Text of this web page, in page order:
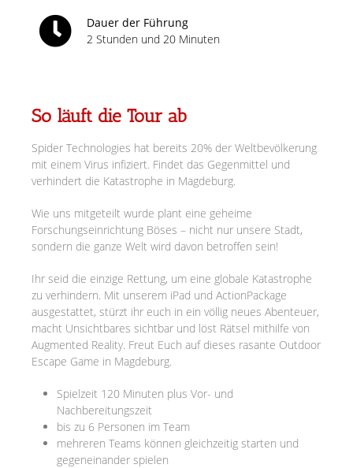
Dauer der Führung
2 Stunden und 20 Minuten
So läuft die Tour ab
Spider Technologies hat bereits 20% der Weltbevölkerung
mit einem Virus infiziert. Findet das Gegenmittel und
verhindert die Katastrophe in Magdeburg.
Wie uns mitgeteilt wurde plant eine geheime
Forschungseinrichtung Böses – nicht nur unsere Stadt,
sondern die ganze Welt wird davon betroffen sein!
Ihr seid die einzige Rettung, um eine globale Katastrophe
zu verhindern. Mit unserem iPad und ActionPackage
ausgestattet, stürzt ihr euch in ein völlig neues Abenteuer,
macht Unsichtbares sichtbar und löst Rätsel mithilfe von
Augmented Reality. Freut Euch auf dieses rasante Outdoor
Escape Game in Magdeburg.
Spielzeit 120 Minuten plus Vor- und
Nachbereitungszeit
bis zu 6 Personen im Team
mehreren Teams können gleichzeitig starten und
gegeneinander spielen